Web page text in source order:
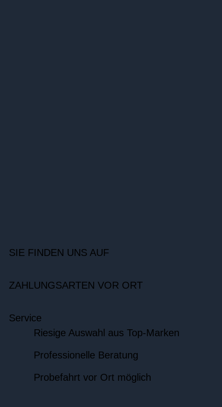
SIE FINDEN UNS AUF
ZAHLUNGSARTEN VOR ORT
Service
Riesige Auswahl aus Top-Marken
Professionelle Beratung
Probefahrt vor Ort möglich